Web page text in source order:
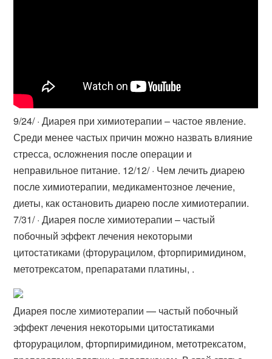
9/24/ · Диарея при химиотерапии – частое явление.
Среди менее частых причин можно назвать влияние
стресса, осложнения после операции и
неправильное питание. 12/12/ · Чем лечить диарею
после химиотерапии, медикаментозное лечение,
диеты, как остановить диарею после химиотерапии.
7/31/ · Диарея после химиотерапии – частый
побочный эффект лечения некоторыми
цитостатиками (фторурацилом, фторпиримидином,
метотрексатом, препаратами платины, .
Диарея после химиотерапии — частый побочный
эффект лечения некоторыми цитостатиками
фторурацилом, фторпиримидином, метотрексатом,